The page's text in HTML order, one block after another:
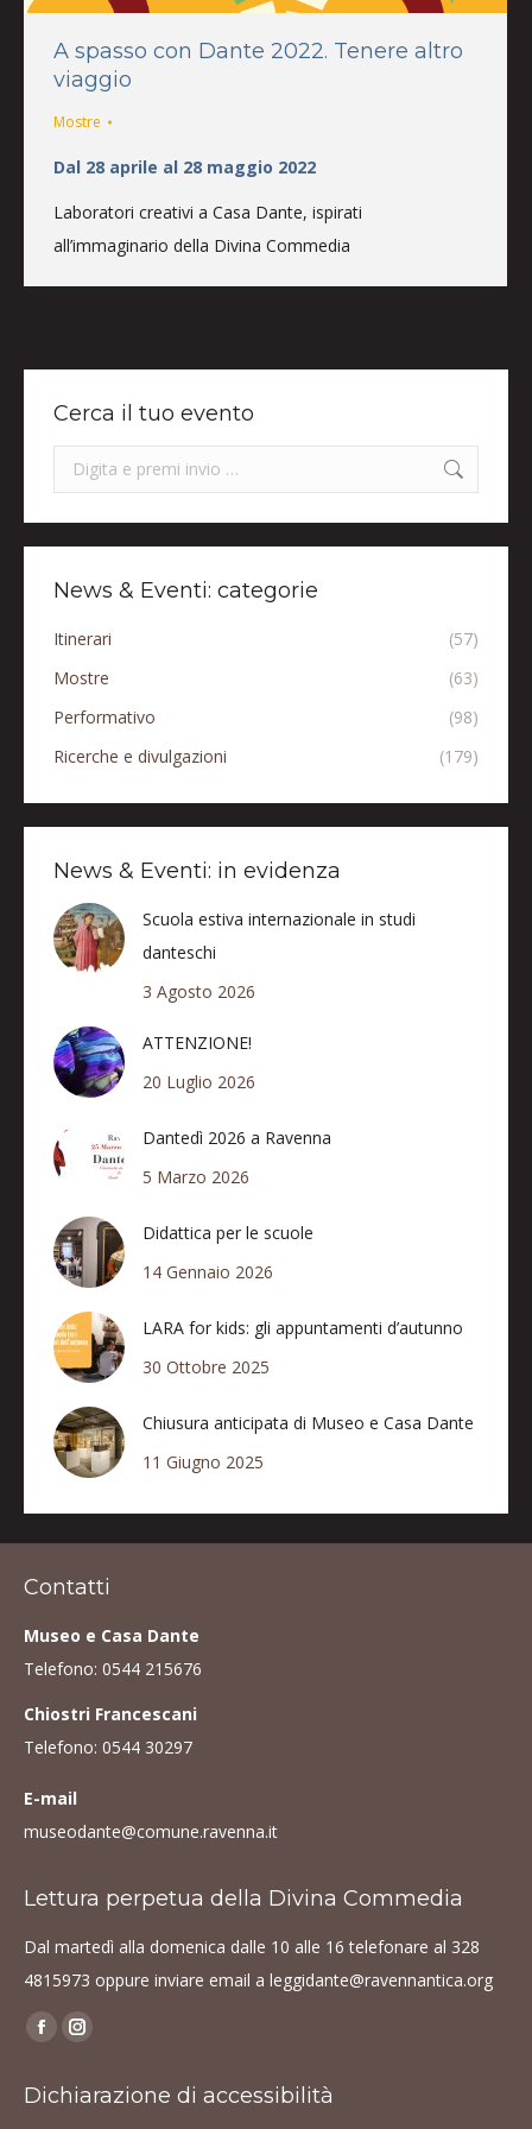
A spasso con Dante 2022. Tenere altro
viaggio
Mostre
Dal 28 aprile al 28 maggio 2022
Laboratori creativi a Casa Dante, ispirati
all’immaginario della Divina Commedia
Cerca il tuo evento
Search:
News & Eventi: categorie
Itinerari
(57)
Mostre
(63)
Performativo
(98)
Ricerche e divulgazioni
(179)
News & Eventi: in evidenza
Scuola estiva internazionale in studi
danteschi
3 Agosto 2026
ATTENZIONE!
20 Luglio 2026
Dantedì 2026 a Ravenna
5 Marzo 2026
Didattica per le scuole
14 Gennaio 2026
LARA for kids: gli appuntamenti d’autunno
30 Ottobre 2025
Chiusura anticipata di Museo e Casa Dante
11 Giugno 2025
Contatti
Museo e Casa Dante
Telefono: 0544 215676
Chiostri Francescani
Telefono: 0544 30297
E-mail
museodante@comune.ravenna.it
Lettura perpetua della Divina Commedia
Dal martedì alla domenica dalle 10 alle 16 telefonare al 328
4815973 oppure inviare email a leggidante@ravennantica.org
Find us on:
Facebook
opens
Instagram
opens
Dichiarazione di accessibilità